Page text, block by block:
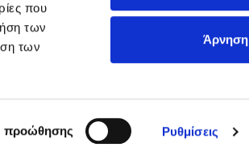
που
των
των
προώθησης Ρυθμίσεις
Άρνηση